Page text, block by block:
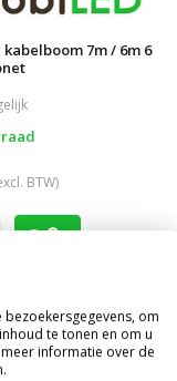
7m / 6m 6
BTW)
om
te tonen en om u
informatie over de